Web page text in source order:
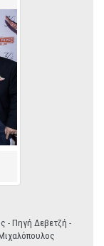
- Πηγή Δεβετζή -